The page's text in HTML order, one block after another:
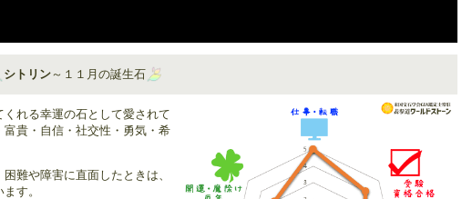
シトリン～１１月の誕生石
れる幸運の石として愛されて
貴・自信・社交性・勇気・希
難や障害に直面したときは、
す。